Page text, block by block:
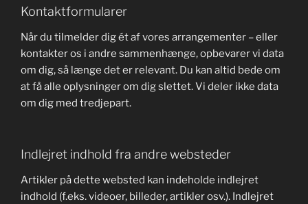
Kontaktformularer
Når du tilmelder dig ét af vores arrangementer – eller
kontakter os i andre sammenhænge, opbevarer vi data
om dig, så længe det er relevant. Du kan altid bede om
at få alle oplysninger om dig slettet. Vi deler ikke data
om dig med tredjepart.
Indlejret indhold fra andre websteder
Artikler på dette websted kan indeholde indlejret
indhold (f.eks. videoer, billeder, artikler osv.). Indlejret